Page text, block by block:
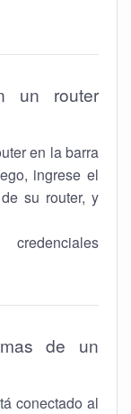
un router
en la barra
ingrese el
su router, y
de un
conectado al